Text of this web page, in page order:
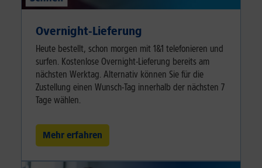
Overnight-Lieferung
Heute bestellt, schon morgen mit 1&1 telefonieren und
surfen. Kostenlose Overnight-Lieferung bereits am
nächsten Werktag. Alternativ können Sie für die
Zustellung einen Wunsch-Tag innerhalb der nächsten 7
Tage wählen.
Mehr erfahren